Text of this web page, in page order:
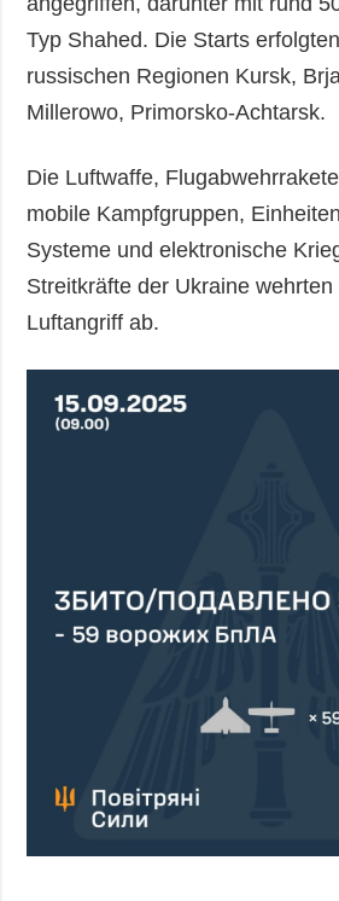
Typ Shahed. Die Starts
russischen Regionen Kursk,
Millerowo, Primorsko-Achtarsk.
Die Luftwaffe,
mobile Kampfgruppen,
Systeme und elektronische
Streitkräfte der Ukraine
Luftangriff ab.